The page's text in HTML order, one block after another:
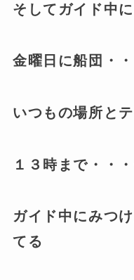
そしてガイド中
金曜日に船団・
いつもの場所と
１３時まで・・
ガイド中にみつ
てる